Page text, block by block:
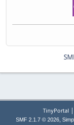
TinyPortal |
SMF 2.1.7 © 2026,